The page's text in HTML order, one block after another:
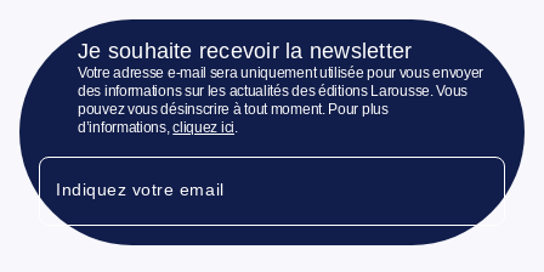
Je souhaite recevoir la newsletter
Votre adresse e-mail sera uniquement utilisée pour vous envoyer
des informations sur les actualités des éditions Larousse. Vous
pouvez vous désinscrire à tout moment. Pour plus
d’informations,cliquez ici
Indiquez votre email